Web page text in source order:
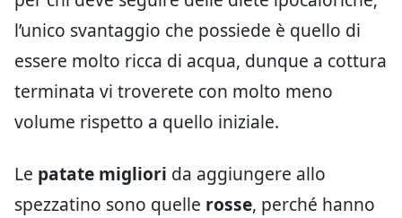
l’unico svantaggio che possiede è quello di
essere molto ricca di acqua, dunque a cottura
terminata vi troverete con molto meno
volume rispetto a quello iniziale.
Le patate migliori da aggiungere allo
spezzatino sono quelle rosse, perché hanno